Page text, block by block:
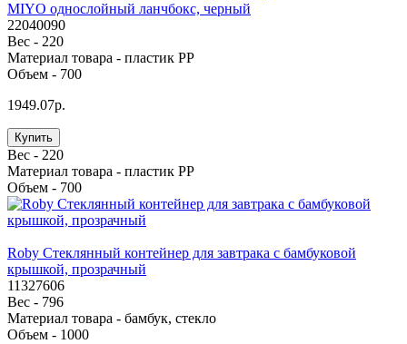
MIYO однослойный ланчбокс, черный
22040090
Вес - 220
Материал товара - пластик PP
Объем - 700
1949.07р.
Купить
Вес - 220
Материал товара - пластик PP
Объем - 700
Roby Стеклянный контейнер для завтрака с бамбуковой
крышкой, прозрачный
11327606
Вес - 796
Материал товара - бамбук, стекло
Объем - 1000